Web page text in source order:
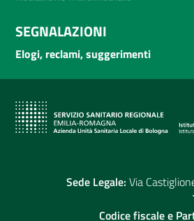
SEGNALAZIONI
Elogi, reclami, suggerimenti
Sede Legale: Via
Codice fiscale e